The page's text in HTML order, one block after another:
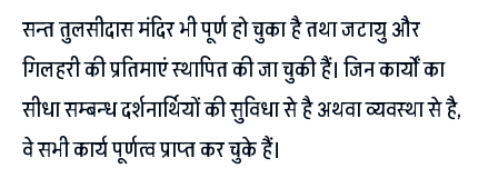
सन्त तुलसीदास मंदिर भी पूर्ण हो चुका है तथा जटायु और
गिलहरी की प्रतिमाएं स्थापित की जा चुकी हैं। जिन कार्यों का
सीधा सम्बन्ध दर्शनार्थियों की सुविधा से है अथवा व्यवस्था से है,
वे सभी कार्य पूर्णत्व प्राप्त कर चुके हैं।